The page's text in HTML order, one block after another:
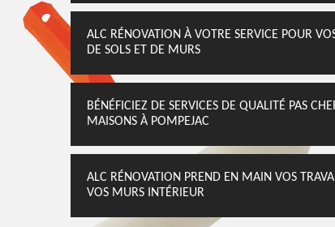
ALC RÉNOVATION À VOTRE SERVICE POUR
DE SOLS ET DE MURS
BÉNÉFICIEZ DE SERVICES DE QUALITÉ PAS
MAISONS À POMPEJAC
ALC RÉNOVATION PREND EN MAIN VOS
VOS MURS INTÉRIEUR